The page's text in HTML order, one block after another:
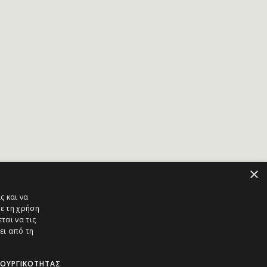
×
και να
τη χρήση
να τις
από τη